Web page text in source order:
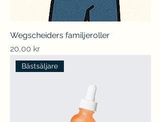
Wegscheiders familjeroller
Pris
20,00 kr
Bästsäljare